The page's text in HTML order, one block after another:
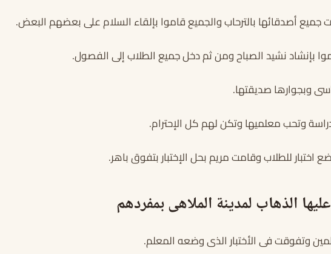
جميع أصدقائها بالترحاب والجميع قاموا بإلقاء السلام على بعضهم البعض.
بإنشاد نشيد الصباح ومن ثم دخل جميع الطلاب إلى الفصول.
وبجوارها صديقتها.
وتحب معلميها وتكن لهم كل الإحترام.
للطلاب وقامت مريم بحل الإختبار بتفوق باهر.
الذهاب لمدينة الملاهى بمفردهم
وتفوقت فى الأختبار الذى وضعه المعلم.